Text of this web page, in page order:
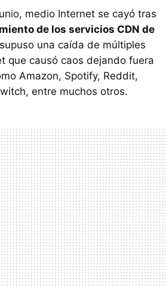
medio Internet se cayó tras
de los servicios CDN de
una caída de múltiples
que causó caos dejando fuera
Amazon, Spotify, Reddit,
entre muchos otros.